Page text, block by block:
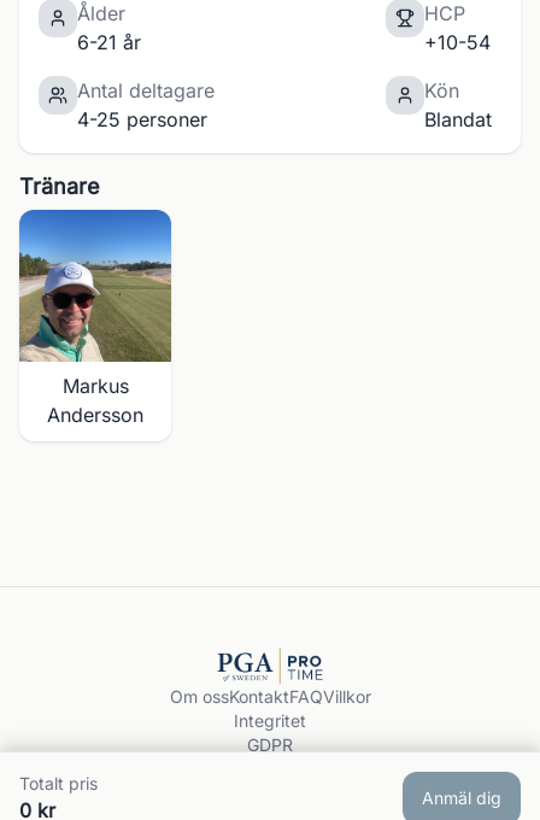
Ålder
6-21 år
HCP
+10-54
Antal deltagare
4-25 personer
Kön
Blandat
Tränare
Markus
Andersson
Totalt pris
0 kr
Anmäl dig
Om ossKontaktFAQVillkor
Integritet
GDPR